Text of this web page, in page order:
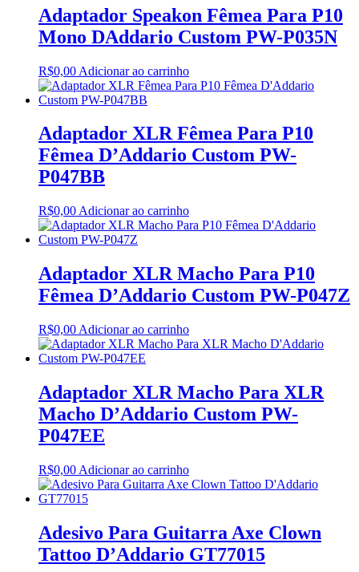
Adaptador Speakon Fêmea Para P10
Mono DAddario Custom PW-P035N
R$0,00 Adicionar ao carrinho
Adaptador XLR Fêmea Para P10
Fêmea D’Addario Custom PW-
P047BB
R$0,00 Adicionar ao carrinho
Adaptador XLR Macho Para P10
Fêmea D’Addario Custom PW-P047Z
R$0,00 Adicionar ao carrinho
Adaptador XLR Macho Para XLR
Macho D’Addario Custom PW-
P047EE
R$0,00 Adicionar ao carrinho
Adesivo Para Guitarra Axe Clown
Tattoo D’Addario GT77015